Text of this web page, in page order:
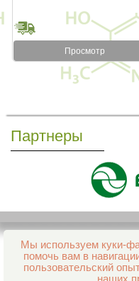
Просмотр
Партнеры
Мы используем куки-
помочь вам в
пользовательский
Все права защищены и охраняются
© 2013–2026 Интернет-аптека
support@aptekapenza.ru